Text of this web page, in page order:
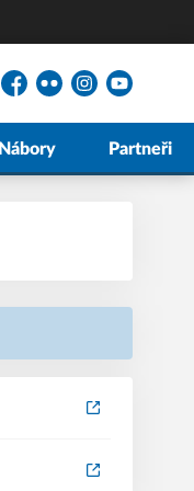
Facebook
FlickrInstagramYouTube
Nábory Partneři